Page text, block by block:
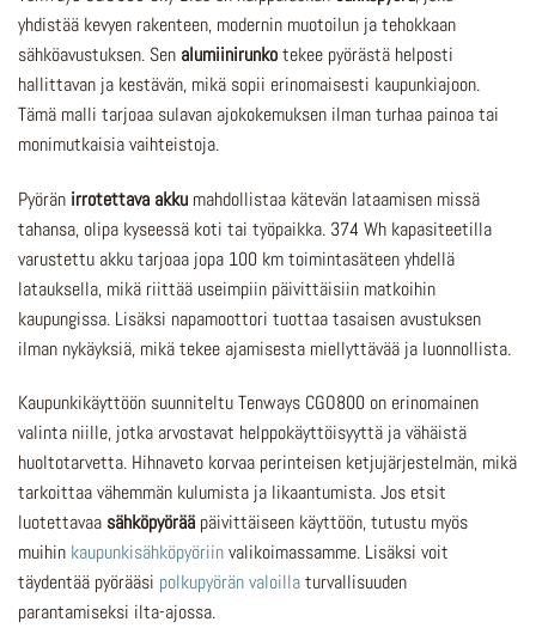
yhdistää kevyen rakenteen, modernin muotoilun ja tehokkaan
sähköavustuksen. Sen alumiinirunkotekee pyörästä helposti
hallittavan ja kestävän, mikä sopii erinomaisesti kaupunkiajoon.
Tämä malli tarjoaa sulavan ajokokemuksen ilman turhaa painoa tai
monimutkaisia vaihteistoja.
Pyörän irrotettava akku mahdollistaa kätevän lataamisen missä
tahansa, olipa kyseessä koti tai työpaikka. 374 Wh kapasiteetilla
varustettu akku tarjoaa jopa 100 km toimintasäteen yhdellä
latauksella, mikä riittää useimpiin päivittäisiin matkoihin
kaupungissa. Lisäksi napamoottori tuottaa tasaisen avustuksen
ilman nykäyksiä, mikä tekee ajamisesta miellyttävää ja luonnollista.
Kaupunkikäyttöön suunniteltu Tenways CGO800 on erinomainen
valinta niille, jotka arvostavat helppokäyttöisyyttä ja vähäistä
huoltotarvetta. Hihnaveto korvaa perinteisen ketjujärjestelmän, mikä
tarkoittaa vähemmän kulumista ja likaantumista. Jos etsit
luotettavaa sähköpyörää päivittäiseen käyttöön, tutustu myös
muihin kaupunkisähköpyöriinvalikoimassamme. Lisäksi voit
täydentää pyörääsi polkupyörän valoillaturvallisuuden
parantamiseksi ilta-ajossa.